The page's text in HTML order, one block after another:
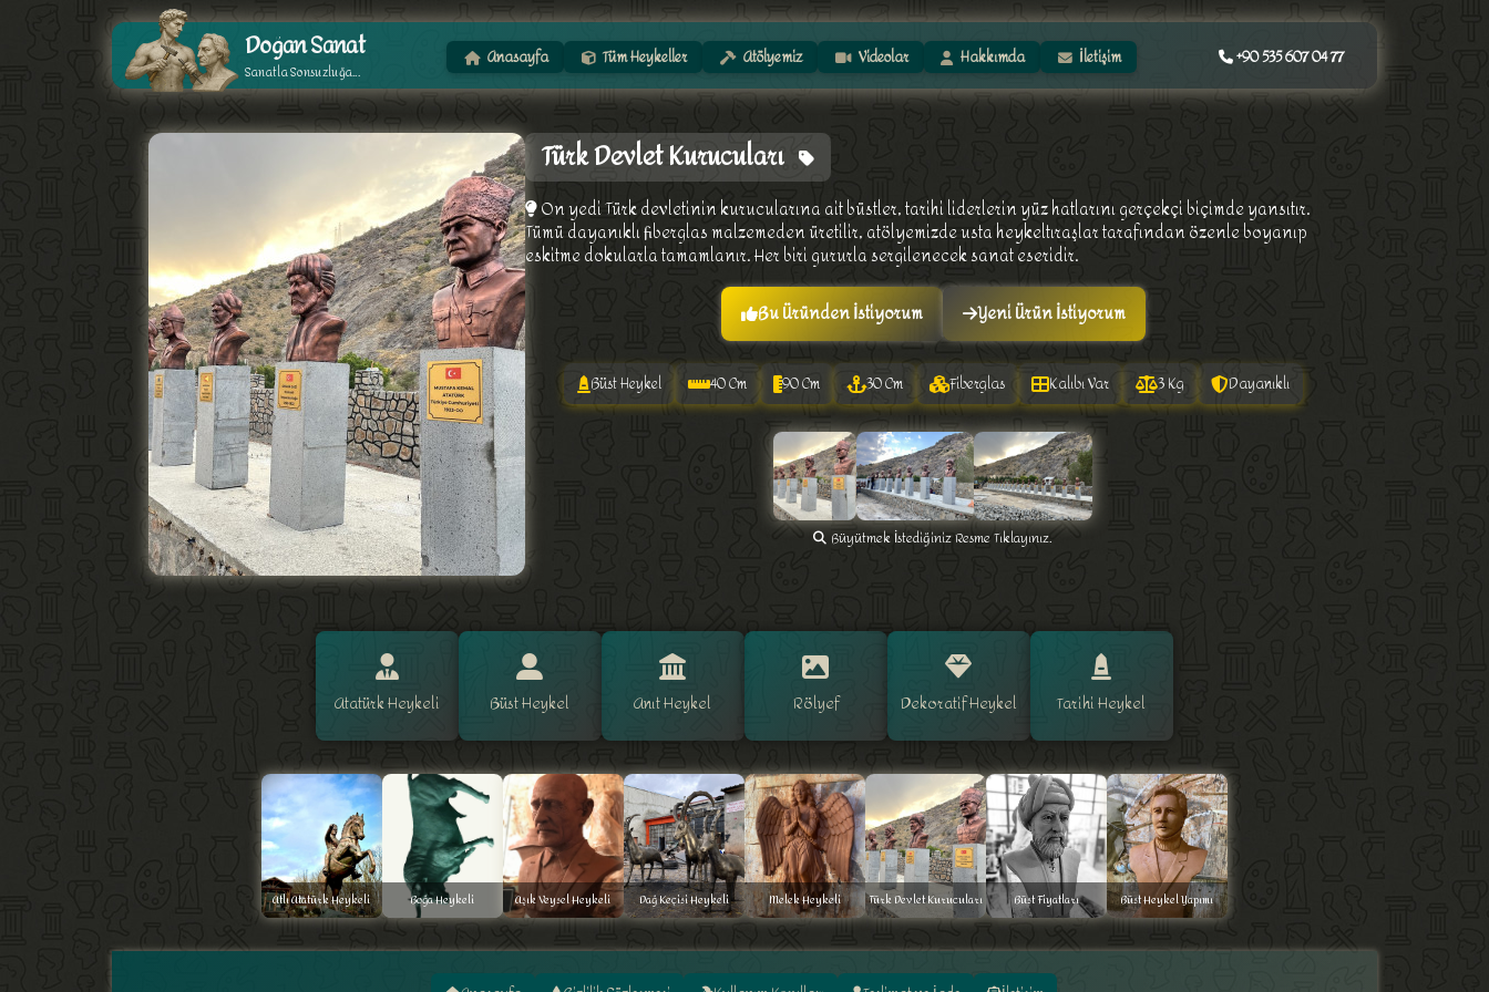
Doğan Sanat
Sanatla Sonsuzluğa...
Anasayfa Tüm Heykeller Atölyemiz Videolar Hakkımda İletişim +90 535 607 04 77
Türk Devlet Kurucuları
On yedi Türk devletinin kurucularına ait büstler, tarihi liderlerin yüz hatlarını gerçekçi biçimde yansıtır.
Tümü dayanıklı fiberglas malzemeden üretilir, atölyemizde usta heykeltıraşlar tarafından özenle boyanıp
eskitme dokularla tamamlanır. Her biri gururla sergilenecek sanat eseridir.
Bu Üründen İstiyorum
Yeni Ürün İstiyorum
Büst Heykel 40 Cm 90 Cm 30 Cm Fiberglas Kalıbı Var 3 Kg Dayanıklı
Büyütmek İstediğiniz Resme Tıklayınız.
Atatürk Heykeli Büst Heykel Anıt Heykel Rölyef Dekoratif Heykel Tarihi Heykel
Atlı Atatürk Heykeli Boğa Heykeli Aşık Veysel Heykeli Dağ Keçisi Heykeli Melek Heykeli Türk Devlet Kurucuları Büst Fiyatları Büst Heykel Yapımı